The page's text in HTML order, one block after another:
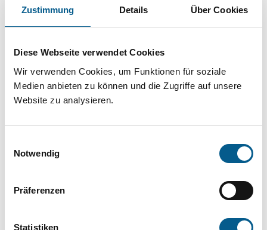
Zustimmung Details Über Cookies
Diese Webseite verwendet Cookies
Wir verwenden Cookies, um Funktionen für soziale
Medien anbieten zu können und die Zugriffe auf unsere
Website zu analysieren.
Notwendig
Präferenzen
Statistiken
Stiftungsdatenbank recherchieren. Bei der
Suche bitte die Groß- und Kleinschreibung
beachten.
Bitte Suchbegriff eingeben. Ergebnisse
können durch die Wahl von Bereichen oder
Kategorien verfeinert werden.
Suchen
Aktive Filter: